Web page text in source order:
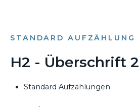
STANDARD AUFZÄHLUNG
H2 - Überschrift 2
Standard Aufzählungen